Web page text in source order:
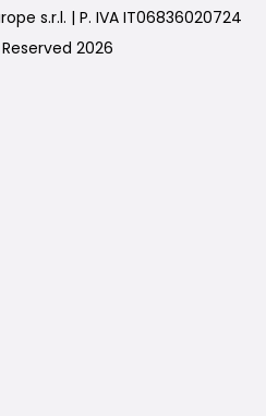
s.r.l. | P. IVA IT06836020724
2026